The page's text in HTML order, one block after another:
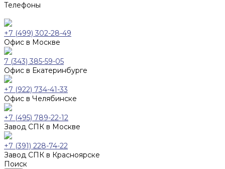
Телефоны
+7 (499) 302-28-49
Офис в Москве
7 (343) 385-59-05
Офис в Екатеринбурге
+7 (922) 734-41-33
Офис в Челябинске
+7 (495) 789-22-12
Завод СПК в Москве
+7 (391) 228-74-22
Завод СПК в Красноярске
Поиск